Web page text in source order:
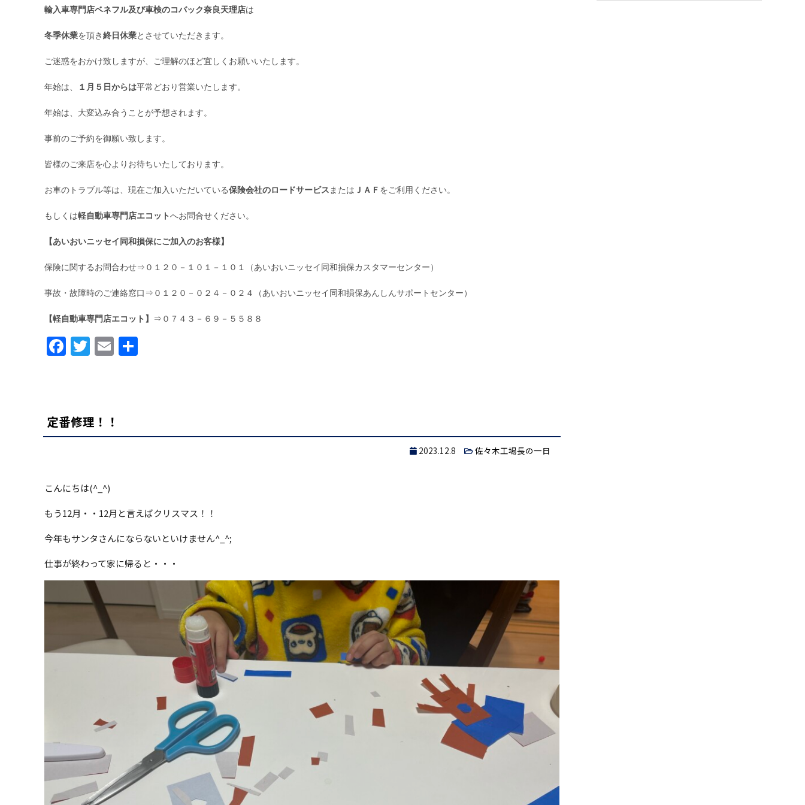
輸入車専門店ベネフル及び車検のコバック奈良天理店は
冬季休業を頂き 終日休業とさせていただきます。
ご迷惑をおかけ致しますが、ご理解のほど宜しくお願いいたします。
年始は、 １月５日からは平常どおり営業いたします。
年始は、大変込み合うことが予想されます。
事前のご予約を御願い致します。
皆様のご来店を心よりお待ちいたしております。
お車のトラブル等は、現在ご加入いただいている保険会社のロードサービス または ＪＡＦ をご利用ください。
もしくは軽自動車専門店エコット へお問合せください。
【あいおいニッセイ同和損保にご加入のお客様】
保険に関するお問合わせ⇒０１２０－１０１－１０１（あいおいニッセイ同和損保カスタマーセンター）
事故・故障時のご連絡窓口 ⇒０１２０－０２４－０２４（あいおいニッセイ同和損保あんしんサポートセンター）
【軽自動車専門店エコット】 ⇒０７４３－６９－５５８８
Facebook
Twitter
Email
定番修理！！
2023.12.8 佐々木工場長の一日
こんにちは(^_^)
もう12月・・12月と言えばクリスマス！！
今年もサンタさんにならないといけません^_^;
仕事が終わって家に帰ると・・・